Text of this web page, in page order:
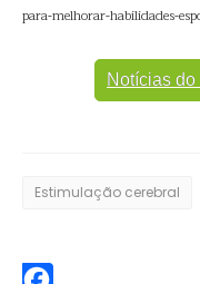
para-melhorar-habilidades-
Notícias
Estimulação cerebral